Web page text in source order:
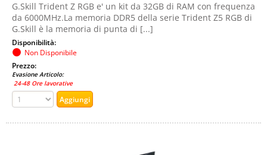
G.Skill Trident Z RGB e' un kit da 32GB di RAM con frequenza
da 6000MHz.La memoria DDR5 della serie Trident Z5 RGB di
G.Skill è la memoria di punta di [...]
Disponibilità:
Non Disponibile
Prezzo:
Evasione Articolo:
24-48 Ore lavorative